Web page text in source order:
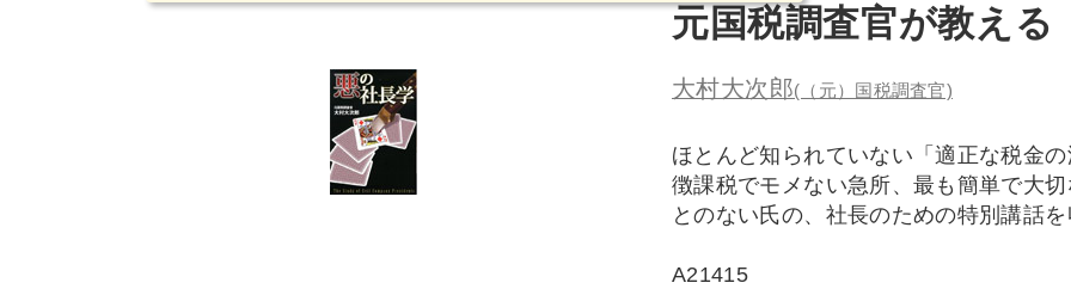
元国税調査官が教える
大村大次郎(（元）国税調査官)
ほとんど知られていない「適正な税金
徴課税でモメない急所、最も簡単で大
とのない氏の、社長のための特別講話
A21415